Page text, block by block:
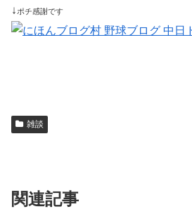
↓ ポチ感謝です
雑談
関連記事